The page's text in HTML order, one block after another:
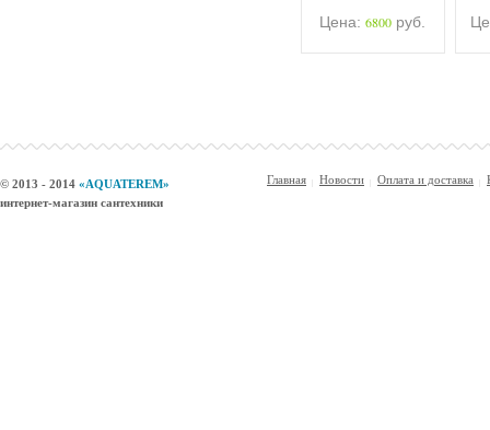
Цена: 6800 руб.
© 2013 - 2014 «AQUATEREM»
интернет-магазин сантехники
Главная Новости Оплата и доставка